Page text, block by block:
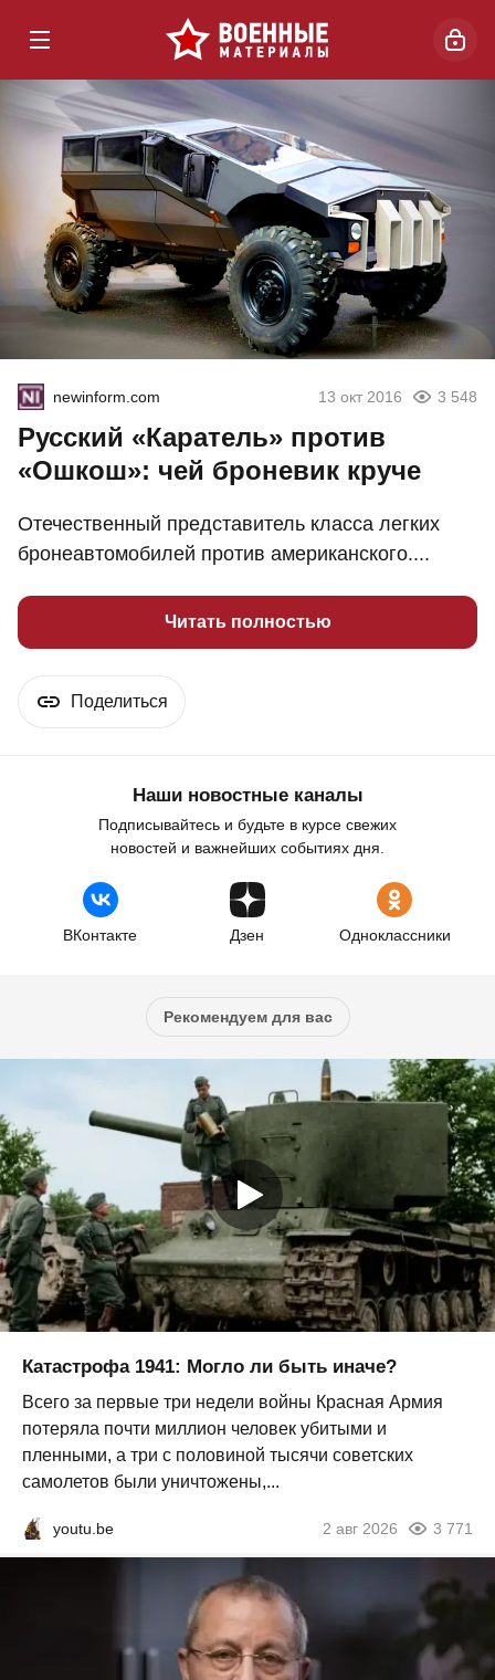
newinform.com 13 окт 2016 3 548
Русский «Каратель» против
«Ошкош»: чей броневик круче
Отечественный представитель класса легких
бронеавтомобилей против американского....
Читать полностью
Поделиться
Наши новостные каналы
Подписывайтесь и будьте в курсе свежих
новостей и важнейших событиях дня.
ВКонтакте Дзен Одноклассники
Рекомендуем для вас
Катастрофа 1941: Могло ли быть иначе?
Всего за первые три недели войны Красная Армия
потеряла почти миллион человек убитыми и
пленными, а три с половиной тысячи советских
самолетов были уничтожены,...
youtu.be 2 авг 2026 3 771